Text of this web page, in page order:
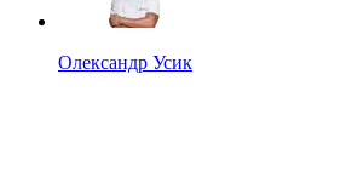
Олександр Усик